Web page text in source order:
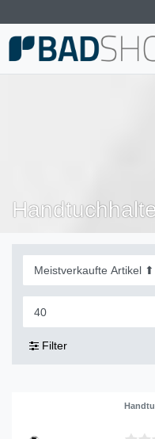
Filter